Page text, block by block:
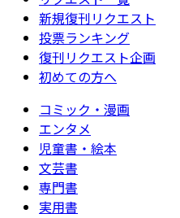
新規復刊リクエスト
投票ランキング
復刊リクエスト企画
初めての方へ
コミック・漫画
エンタメ
児童書・絵本
文芸書
専門書
実用書